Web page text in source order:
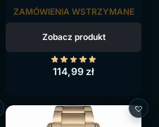
114,99 zł
ZAMÓWIENIA WSTRZYMANE
Zobacz produkt